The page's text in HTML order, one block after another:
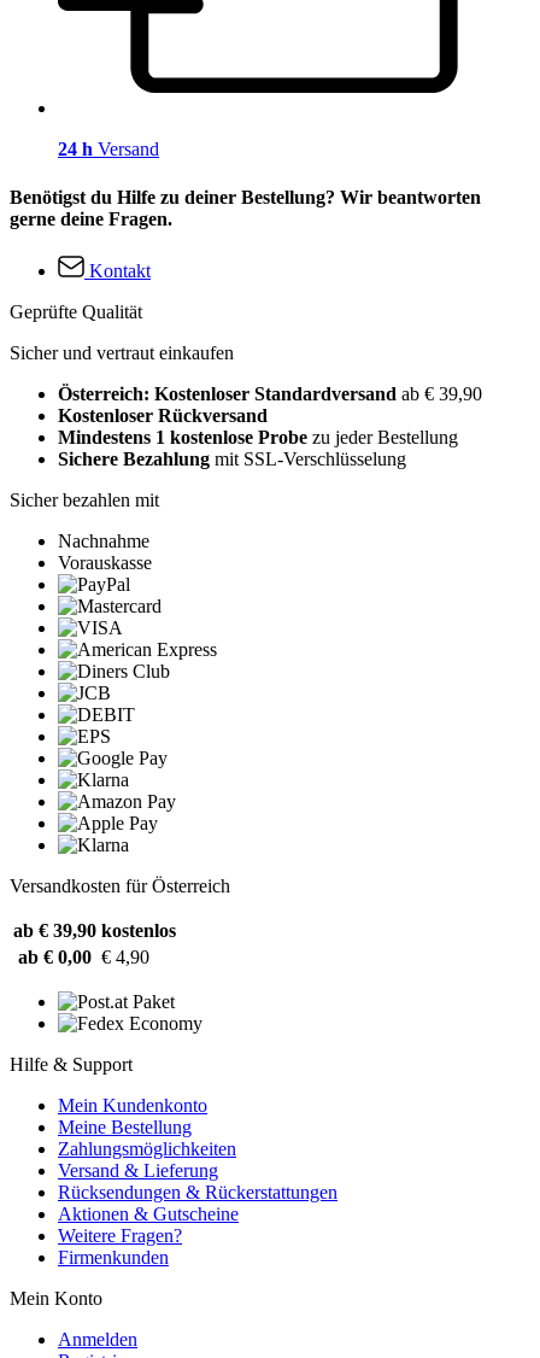
24 h Versand
Benötigst du Hilfe zu deiner Bestellung? Wir beantworten
gerne deine Fragen.
Kontakt
Geprüfte Qualität
Sicher und vertraut einkaufen
Österreich: Kostenloser Standardversand ab € 39,90
Kostenloser Rückversand
Mindestens 1 kostenlose Probe zu jeder Bestellung
Sichere Bezahlung mit SSL-Verschlüsselung
Sicher bezahlen mit
Nachnahme
Vorauskasse
Versandkosten für Österreich
ab € 39,90 kostenlos
ab € 0,00 € 4,90
Hilfe & Support
Mein Kundenkonto
Meine Bestellung
Zahlungsmöglichkeiten
Versand & Lieferung
Rücksendungen & Rückerstattungen
Aktionen & Gutscheine
Weitere Fragen?
Firmenkunden
Mein Konto
Anmelden